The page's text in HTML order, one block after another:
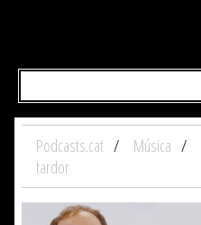
Podcasts.cat Música
tardor